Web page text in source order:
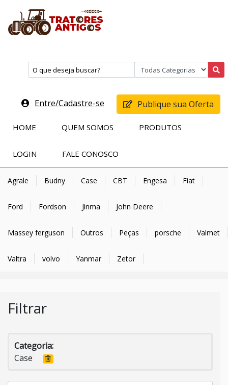
Entre/Cadastre-se Publique sua Oferta
HOME QUEM SOMOS PRODUTOS
LOGIN FALE CONOSCO
Agrale Budny Case CBT Engesa Fiat
Ford Fordson Jinma John Deere
Massey ferguson Outros Peças porsche Valmet
Valtra volvo Yanmar Zetor
Filtrar
Categoria:
Case